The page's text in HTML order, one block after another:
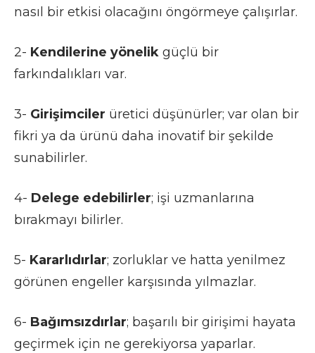
nasıl bir etkisi olacağını öngörmeye çalışırlar.
2- Kendilerine yönelik güçlü bir
farkındalıkları var.
3- Girişimciler üretici düşünürler; var olan bir
fikri ya da ürünü daha inovatif bir şekilde
sunabilirler.
4- Delege edebilirler; işi uzmanlarına
bırakmayı bilirler.
5- Kararlıdırlar; zorluklar ve hatta yenilmez
görünen engeller karşısında yılmazlar.
6- Bağımsızdırlar; başarılı bir girişimi hayata
geçirmek için ne gerekiyorsa yaparlar.